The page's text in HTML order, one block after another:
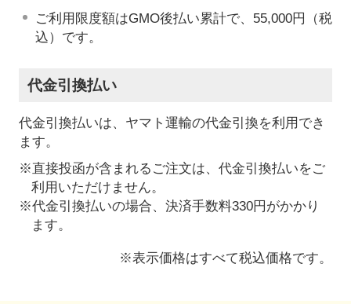
ご利用限度額はGMO後払い累計で、55,000円（税
込）です。
代金引換払い
代金引換払いは、ヤマト運輸の代金引換を利用でき
ます。
※直接投函が含まれるご注文は、代金引換払いをご
利用いただけません。
※代金引換払いの場合、決済手数料330円がかかり
ます。
※表示価格はすべて税込価格です。